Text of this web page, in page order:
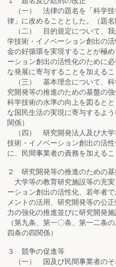
（一） 法律の題名を「科学技
律」に改めることとした。（題名
（二） 目的規定について、我
学技術・イノベーション創出の
金の好循環を実現することが極
ーション創出の活性化のために
な発展に寄与することを加えるこ
（三） 基本理念について、科
究開発等の推進のための基盤の
科学技術の水準の向上を図ると
な国民生活の実現に寄与するよ
関係）
（四） 研究開発法人及び大学
技術・イノベーション創出の活
に、民間事業者の責務を加えるこ
２ 研究開発等の推進のための基
大学等の教育研究施設等の充
ーション創出の活性化、若年者
メントの活用、研究開発等の公
力の強化の推進並びに研究開発
（第九条、第一〇条、第一二条
四条の四関係）
３ 競争の促進等
（一） 国及び民間事業者のそ